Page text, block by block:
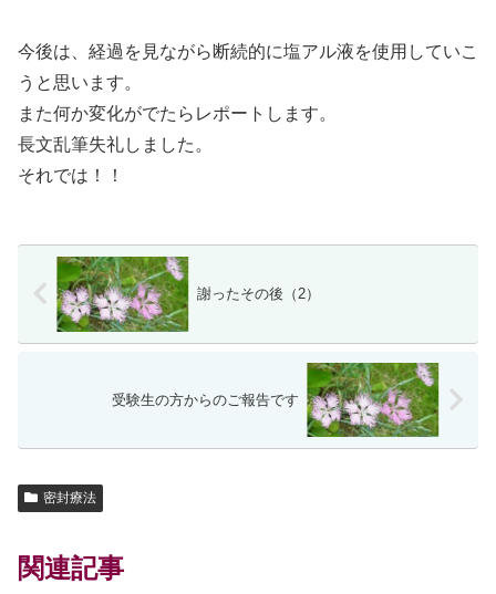
今後は、経過を見ながら断続的に塩アル液を使用していこ
うと思います。
また何か変化がでたらレポートします。
長文乱筆失礼しました。
それでは！！
謝ったその後（2）
受験生の方からのご報告です
密封療法
関連記事